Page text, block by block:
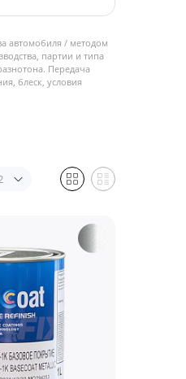
автомобиля / методом
партии и типа
Передача
блеск, условия